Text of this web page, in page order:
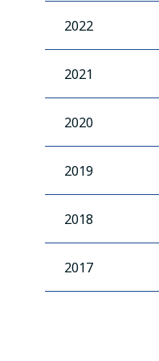
2022
2021
2020
2019
2018
2017